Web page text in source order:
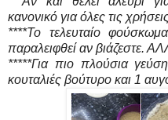
κανονικό για όλες τις
****Το τελευταίο
παραλειφθεί αν βιάζεστε.
*****Για πιο πλούσια
κουταλιές βούτυρο και 1